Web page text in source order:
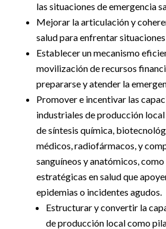
las situaciones de emergencia
Mejorar la articulación y
salud para enfrentar
Establecer un mecanismo
movilización de recursos
prepararse y atender la
Promover e incentivar las
industriales de producción
de síntesis química,
médicos, radiofármacos, y
sanguíneos y anatómicos,
estratégicas en salud que
epidemias o incidentes agudos.
Estructurar y convertir la
de producción local como